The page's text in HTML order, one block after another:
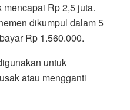
Rp 2,5 juta.
dikumpul dalam 5
Rp 1.560.000.
untuk
atau mengganti